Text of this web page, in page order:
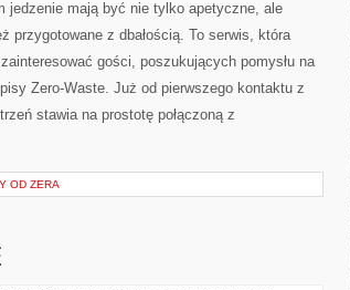
jedzenie mają być nie tylko apetyczne, ale
przygotowane z dbałością. To serwis, która
gości, poszukujących pomysłu na
Zero-Waste. Już od pierwszego kontaktu z
stawia na prostotę połączoną z
OD ZERA